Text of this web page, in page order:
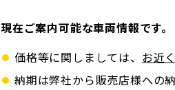
現在ご案内可能な車両情報です。
価格等に関しましては、 お近
納期は弊社から販売店様への